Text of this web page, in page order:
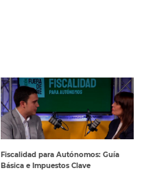
Fiscalidad para Autónomos: Guía
Básica e Impuestos Clave